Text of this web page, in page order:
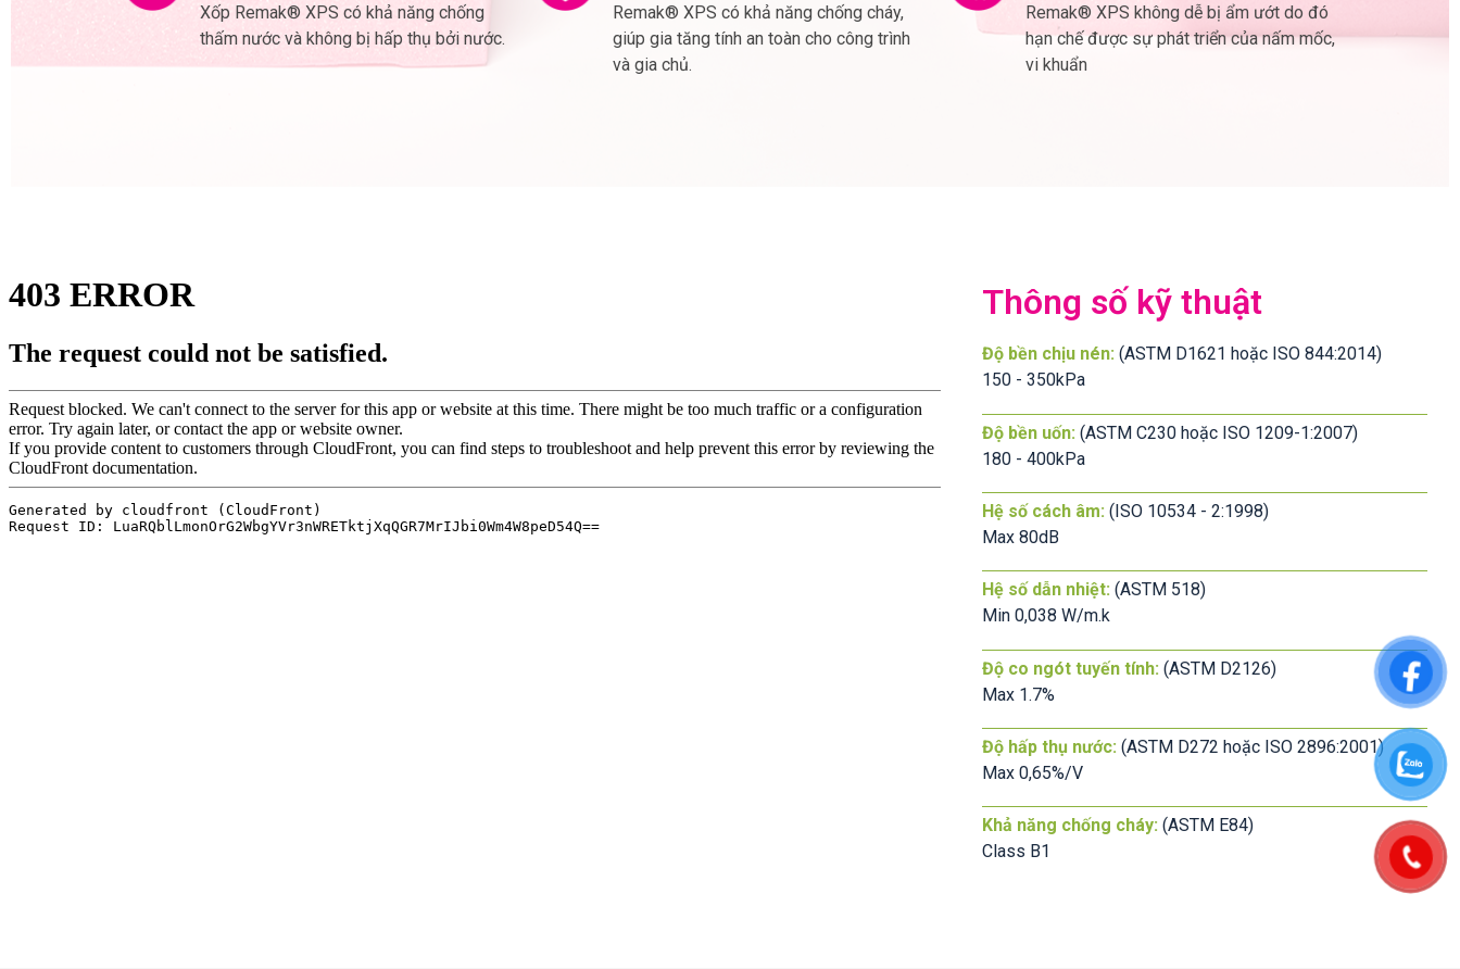
Xốp Remak® XPS có khả năng chống
thấm nước và không bị hấp thụ bởi nước.
Remak® XPS có khả năng chống cháy,
giúp gia tăng tính an toàn cho công trình
và gia chủ.
Remak® XPS không dễ bị ẩm ướt do đó
hạn chế được sự phát triển của nấm mốc,
vi khuẩn
Thông số kỹ thuật
Độ bền chịu nén: (ASTM D1621 hoặc ISO 844:2014)
150 - 350kPa
Độ bền uốn: (ASTM C230 hoặc ISO 1209-1:2007)
180 - 400kPa
Hệ số cách âm: (ISO 10534 - 2:1998)
Max 80dB
Hệ số dẫn nhiệt: (ASTM 518)
Min 0,038 W/m.k
Độ co ngót tuyến tính: (ASTM D2126)
Max 1.7%
Độ hấp thụ nước: (ASTM D272 hoặc ISO 2896:2001)
Max 0,65%/V
Khả năng chống cháy: (ASTM E84)
Class B1